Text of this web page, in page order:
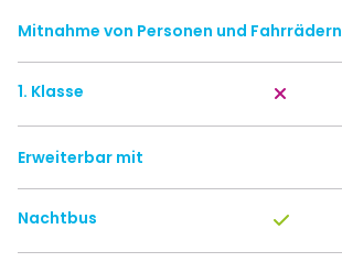
Mitnahme von Personen und Fahrrädern
1. Klasse
Erweiterbar mit
Nachtbus